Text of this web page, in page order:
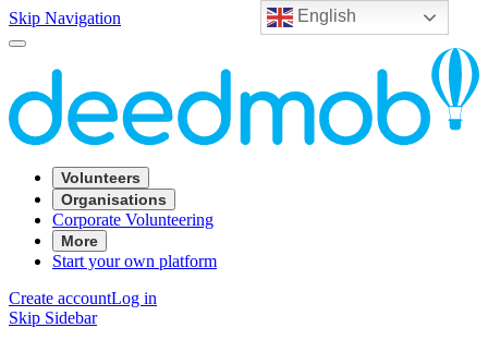
English
Skip Navigation
Volunteers
Organisations
Corporate Volunteering
More
Start your own platform
Create accountLog in
Skip Sidebar